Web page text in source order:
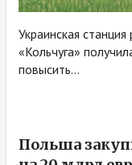
Украинская
«Кольчуга»
повысить...
Польша